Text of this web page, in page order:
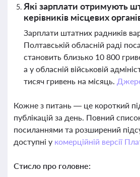
Які зарплати отримують
керівників місцевих
Зарплати штатних радників
Полтавській обласній раді
становить близько 10 800
а у обласній військовій
тисяч гривень на місяць.
Кожне з питань — це короткий
публікацій за день. Повний
посиланнями та розширений
доступні у комерційній версії
Стисло про головне: